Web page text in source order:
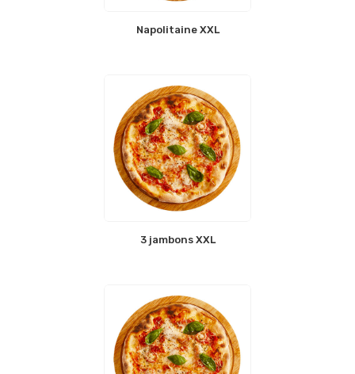
Napolitaine XXL
3 jambons XXL